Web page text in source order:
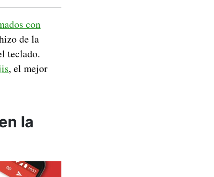
con
de la
teclado.
, el mejor
la